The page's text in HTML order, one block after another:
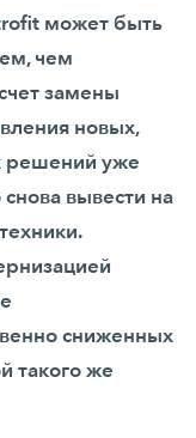
может быть
чем
замены
новых,
решений уже
вывести на
сниженных
такого же